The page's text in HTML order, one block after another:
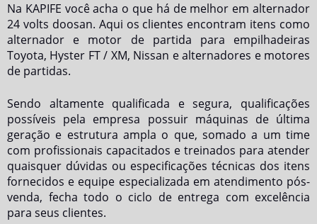
Na KAPIFE você acha o que há de melhor em alternador
24 volts doosan. Aqui os clientes encontram itens como
alternador e motor de partida para empilhadeiras
Toyota, Hyster FT / XM, Nissan e alternadores e motores
de partidas.
Sendo altamente qualificada e segura, qualificações
possíveis pela empresa possuir máquinas de última
geração e estrutura ampla o que, somado a um time
com profissionais capacitados e treinados para atender
quaisquer dúvidas ou especificações técnicas dos itens
fornecidos e equipe especializada em atendimento pós-
venda, fecha todo o ciclo de entrega com excelência
para seus clientes.